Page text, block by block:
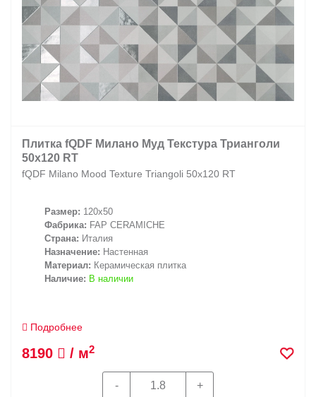
Плитка fQDF Милано Муд Текстура Трианголи
50x120 RT
fQDF Milano Mood Texture Triangoli 50x120 RT
Размер: 120x50
Фабрика: FAP CERAMICHE
Страна: Италия
Назначение: Настенная
Материал: Керамическая плитка
Наличие: В наличии
Подробнее
8190 / м2